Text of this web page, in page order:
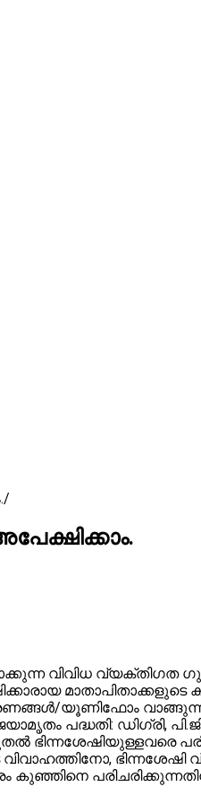
വിവിധ
യൂണിഫോം
പദ്ധതി: ഡിഗ്രി,
ഭിന്നശേഷിയുള്ളവരെ
വിവാഹത്തിനോ,
പരിചരിക്കുന്നതിനുള്ള